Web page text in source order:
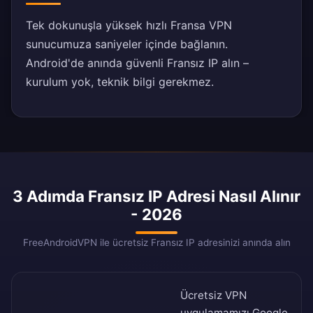
Tek dokunuşla yüksek hızlı Fransa VPN
sunucumuza saniyeler içinde bağlanın.
Android'de anında güvenli Fransız IP alın –
kurulum yok, teknik bilgi gerekmez.
3 Adımda Fransız IP Adresi Nasıl Alınır
- 2026
FreeAndroidVPN ile ücretsiz Fransız IP adresinizi anında alın
Ücretsiz VPN